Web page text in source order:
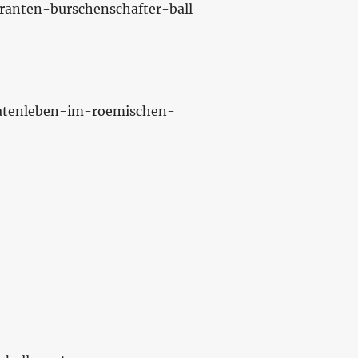
burschenschafter-ball
im-roemischen-